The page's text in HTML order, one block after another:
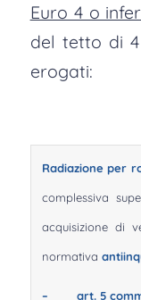
Euro 4 o
del tetto di
erogati:
Radiazione per
complessiva
acquisizione di
normativa
– art. 5